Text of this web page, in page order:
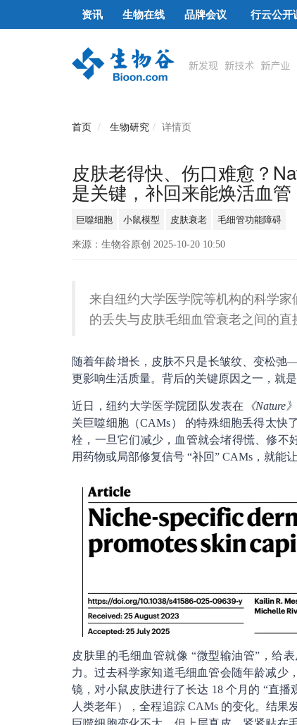
资讯 生物在线 品牌会议 行云公开
首页 生物研究 详情页
皮肤老得快、伤口难愈？
是关键，补回来能焕活血管
巨噬细胞 小鼠模型 皮肤衰老 毛细管功能障碍
来源：生物谷原创 2025-10-20 10:50
来自纽约大学医学院等机构的科学家
的丢失与皮肤毛细血管衰老之间的直
随着年龄增长，皮肤不只是长皱纹、变松
更影响生活质量。背后的关键原因之一，就
近日，纽约大学医学院团队发表在 《Nature》
关巨噬细胞（CAMs） 的特殊细胞丢得太快
栓，一旦它们减少，血管就会堵得慌、修不
用药物或局部修复信号 “补回” CAMs，就能
皮肤里的毛细血管就像 “微型输油管”，给
力。过去科学家知道毛细血管会随年龄减少
镜，对小鼠皮肤进行了长达 18 个月的 “直
人类老年），全程追踪 CAMs 的变化。结果